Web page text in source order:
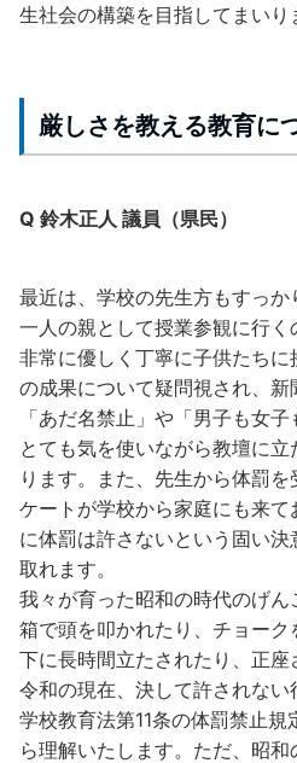
生社会の構築を目指してまいり
厳しさを教える教育に
Q 鈴木正人 議員（県民）
最近は、学校の先生方もすっ
一人の親として授業参観に行
非常に優しく丁寧に子供たち
の成果について疑問視され、
「あだ名禁止」や「男子も女
とても気を使いながら教壇に
ります。また、先生から体罰
ケートが学校から家庭にも来
に体罰は許さないという固い
取れます。
我々が育った昭和の時代のげ
箱で頭を叩かれたり、チョー
下に長時間立たされたり、正座
令和の現在、決して許されない
学校教育法第11条の体罰禁止
ら理解いたします。ただ、昭